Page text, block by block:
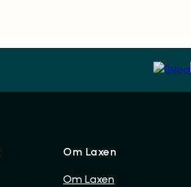
Om Laxen
Om Laxen